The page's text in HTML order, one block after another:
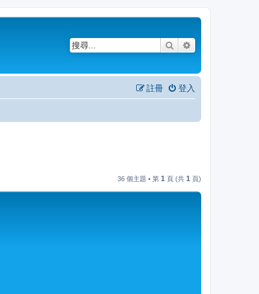
搜尋
登入
註冊
36 個主題 • 第 1 頁 (共 1 頁)